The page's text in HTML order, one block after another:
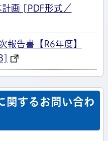
画 [PDF形式／
報告書【R6年度】
関するお問い合わ